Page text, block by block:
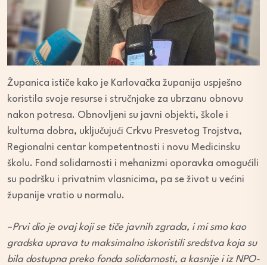
Županica ističe kako je Karlovačka županija uspješno
koristila svoje resurse i stručnjake za ubrzanu obnovu
nakon potresa. Obnovljeni su javni objekti, škole i
kulturna dobra, uključujući Crkvu Presvetog Trojstva,
Regionalni centar kompetentnosti i novu Medicinsku
školu. Fond solidarnosti i mehanizmi oporavka omogućili
su podršku i privatnim vlasnicima, pa se život u većini
županije vratio u normalu.
–Prvi dio je ovaj koji se tiče javnih zgrada, i mi smo kao
gradska uprava tu maksimalno iskoristili sredstva koja su
bila dostupna preko fonda solidarnosti, a kasnije i iz NPO-